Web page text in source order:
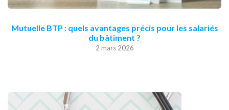
Mutuelle BTP : quels avantages précis pour les salariés
du bâtiment ?
2 mars 2026